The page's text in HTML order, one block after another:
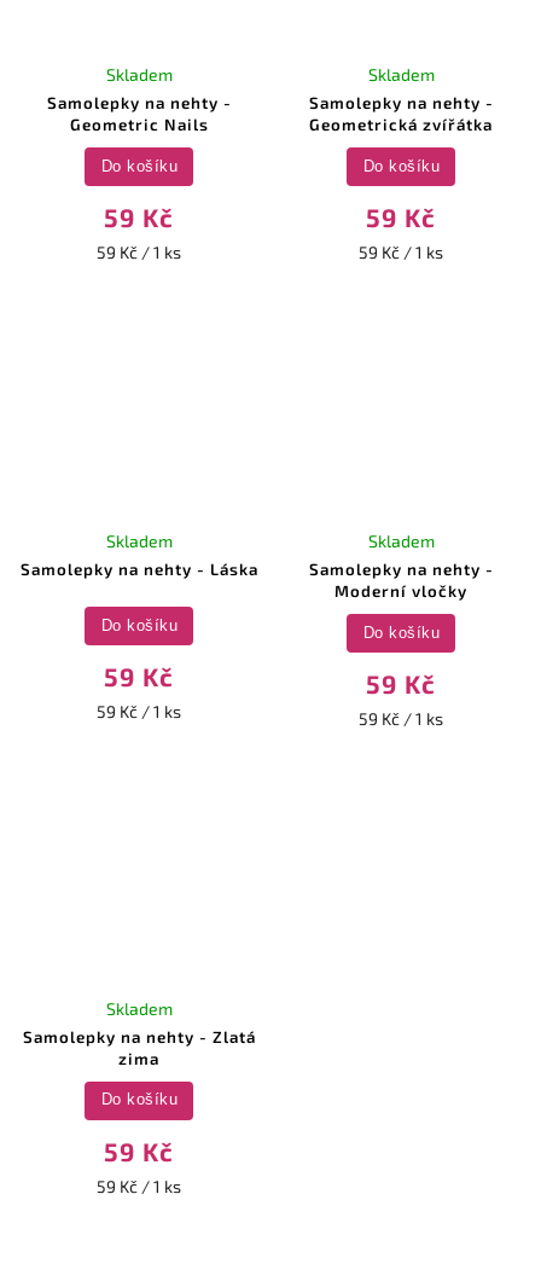
Samolepky na nehty -
Geometric Nails
Skladem
59 Kč
59 Kč / 1 ks
Do košíku
Samolepky na nehty -
Geometrická zvířátka
Skladem
59 Kč
59 Kč / 1 ks
Do košíku
Samolepky na nehty - Láska
Skladem
59 Kč
59 Kč / 1 ks
Do košíku
Samolepky na nehty -
Moderní vločky
Skladem
59 Kč
59 Kč / 1 ks
Do košíku
Samolepky na nehty - Zlatá
zima
Skladem
59 Kč
59 Kč / 1 ks
Do košíku